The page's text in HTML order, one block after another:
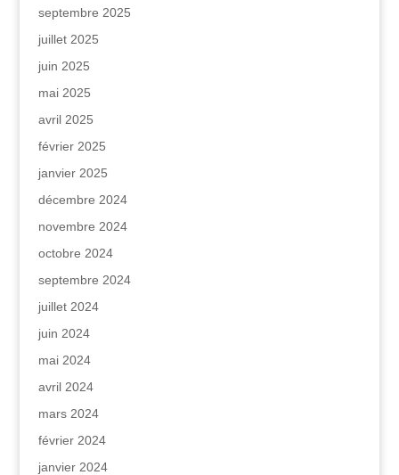
septembre 2025
juillet 2025
juin 2025
mai 2025
avril 2025
février 2025
janvier 2025
décembre 2024
novembre 2024
octobre 2024
septembre 2024
juillet 2024
juin 2024
mai 2024
avril 2024
mars 2024
février 2024
janvier 2024